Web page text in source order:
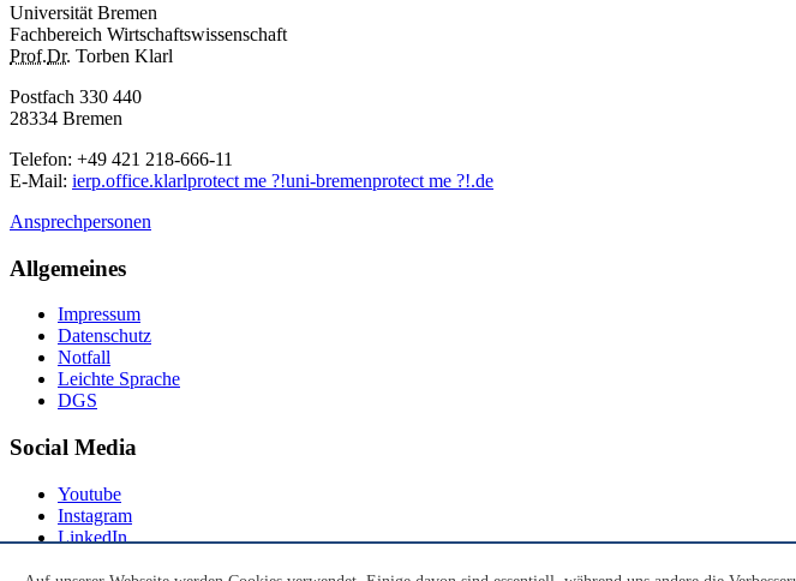
Universität Bremen
Fachbereich Wirtschaftswissenschaft
Prof.Dr. Torben Klarl
Postfach 330 440
28334 Bremen
Telefon: +49 421 218-666-11
E-Mail: ierp.office.klarlprotect me ?!uni-bremenprotect me ?!.de
Ansprechpersonen
Allgemeines
Impressum
Datenschutz
Notfall
Leichte Sprache
DGS
Social Media
Youtube
Instagram
LinkedIn